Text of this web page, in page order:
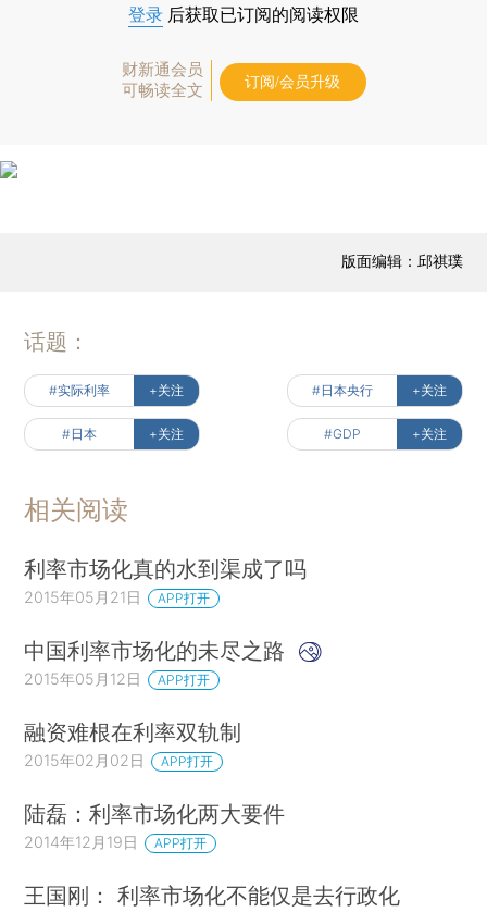
登录 后获取已订阅的阅读权限
财新通会员
可畅读全文
订阅/会员升级
版面编辑：邱祺璞
话题：
#实际利率 +关注 #日本央行 +关注
#日本 +关注 #GDP +关注
相关阅读
利率市场化真的水到渠成了吗
2015年05月21日 APP打开
中国利率市场化的未尽之路
2015年05月12日 APP打开
融资难根在利率双轨制
2015年02月02日 APP打开
陆磊：利率市场化两大要件
2014年12月19日 APP打开
王国刚： 利率市场化不能仅是去行政化